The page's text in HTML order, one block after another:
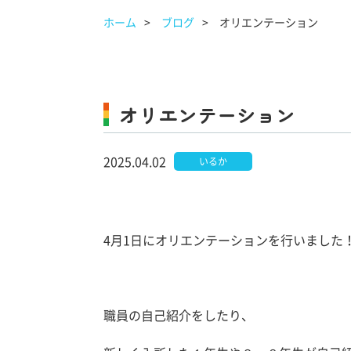
ホーム ブログ オリエンテーション
オリエンテーション
2025.04.02 いるか
4月1日にオリエンテーションを行いました
職員の自己紹介をしたり、